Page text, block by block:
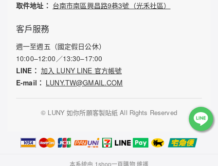
取件地址： 台南市南區興昌路9巷3號（光禾社區）
客戶服務
週一至週五（國定假日公休）
10:00–12:00／13:30–17:00
LINE： 加入 LUNY LINE 官方帳號
E-mail： LUNY.TW@GMAIL.COM
© LUNY 如你所願客製貼紙 All Rights Reserved
本系統由 1shop一頁購物維護